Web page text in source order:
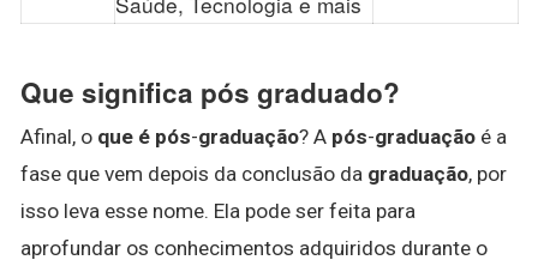
Que significa pós graduado?
Afinal, o que é pós-graduação? A pós-graduação é a
fase que vem depois da conclusão da graduação, por
isso leva esse nome. Ela pode ser feita para
aprofundar os conhecimentos adquiridos durante o